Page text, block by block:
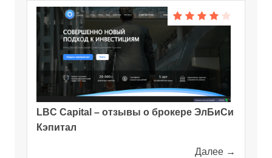
LBC Capital – отзывы о брокере ЭлБиСи
Кэпитал
Далее →